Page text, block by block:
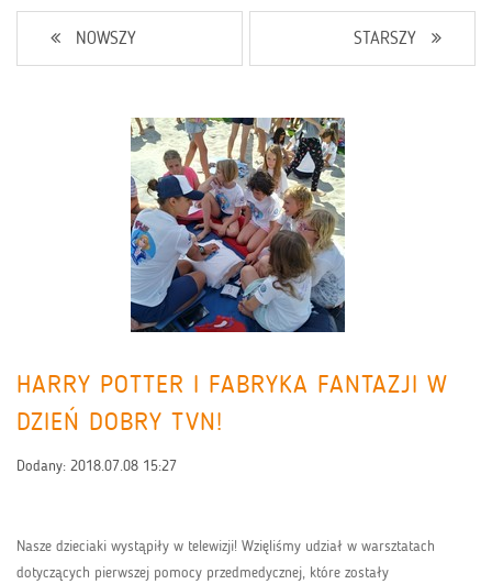
NOWSZY STARSZY
HARRY POTTER I FABRYKA FANTAZJI W
DZIEŃ DOBRY TVN!
Dodany: 2018.07.08 15:27
Nasze dzieciaki wystąpiły w telewizji! Wzięliśmy udział w warsztatach
dotyczących pierwszej pomocy przedmedycznej, które zostały